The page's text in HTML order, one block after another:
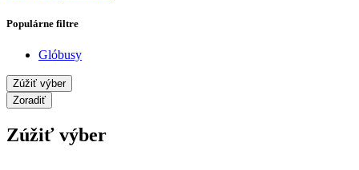
Populárne filtre
Glóbusy
Zúžiť výber
Zoradiť
Zúžiť výber